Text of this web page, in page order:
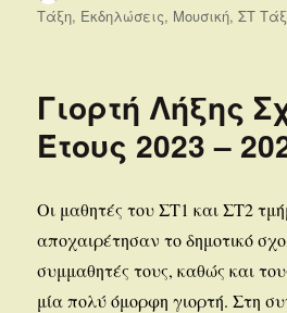
την
Τάξη, Εκδηλώσεις, Μουσική,ΣΤ
Γιορτή Λήξης
Έτους 2023 –
Οι μαθητές του ΣΤ1 και ΣΤ2
αποχαιρέτησαν το δημοτικό
συμμαθητές τους, καθώς και
μία πολύ όμορφη γιορτή. Στη